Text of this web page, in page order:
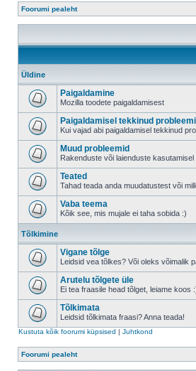
Foorumi pealeht
Üldine
Paigaldamine
Mozilla toodete paigaldamisest
Paigaldamisel tekkinud
Kui vajad abi paigaldamisel tekkinud
Muud probleemid
Rakenduste või laienduste
Teated
Tahad teada anda muudatustest või
Vaba teema
Kõik see, mis mujale ei taha sobida :)
Tõlkimine
Vigane tõlge
Leidsid vea tõlkes? Või oleks võimalik
Arutelu tõlgete üle
Ei tea fraasile head tõlget, leiame koos
Tõlkimata
Leidsid tõlkimata fraasi? Anna teada!
Kustuta kõik foorumi küpsised | Juhtkond
Foorumi pealeht